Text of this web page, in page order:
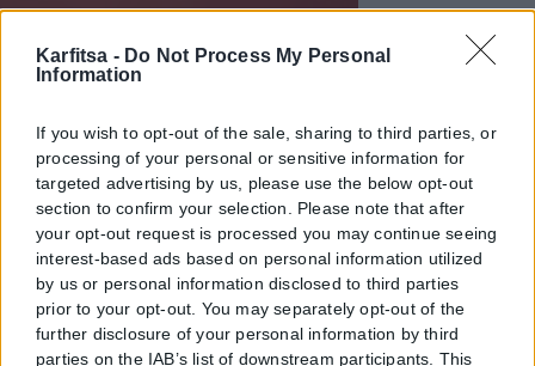
Karfitsa - Do Not Process My Personal
Information
If you wish to opt-out of the sale, sharing to third parties, or
processing of your personal or sensitive information for
targeted advertising by us, please use the below opt-out
section to confirm your selection. Please note that after
your opt-out request is processed you may continue seeing
interest-based ads based on personal information utilized
by us or personal information disclosed to third parties
prior to your opt-out. You may separately opt-out of the
further disclosure of your personal information by third
parties on the IAB’s list of downstream participants. This